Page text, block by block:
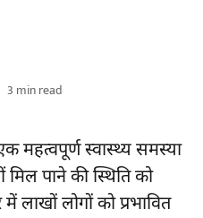
3 min read
महत्वपूर्ण स्वास्थ्य समस्या
पाने की स्थिति को
लाखों लोगों को प्रभावित